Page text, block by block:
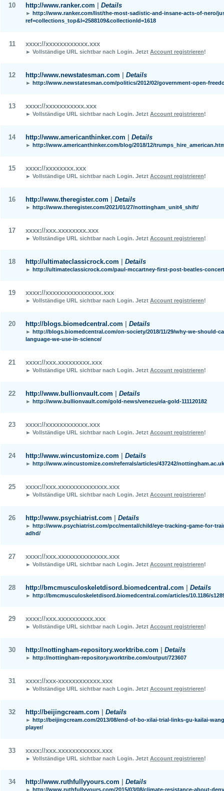
10 http://www.ranker.com Details
► http://www.ranker.com/list/the-most-sadistic-and-insane-acts-of-nero/
ref=collections_top&l=2588109&collectionId=1618
11 xxxx://xxxxxxxxxxxx.xxx
► Vollständige URL sichtbar nach Login. Jetzt Account registrieren!
12 http://www.newstatesman.com Details
► http://www.newstatesman.com/politics/2012/02/government-open-
13 xxxx://xxxxxxxxxxx.xxx
► Vollständige URL sichtbar nach Login. Jetzt Account registrieren!
14 http://www.americanthinker.com Details
► http://www.americanthinker.com/blog/2018/12/
15 xxxx://xxxxxxxx.xxx
► Vollständige URL sichtbar nach Login. Jetzt Account registrieren!
16 http://www.theregister.com Details
► http://www.theregister.com/2021/01/27/nottingham_unit4_shift/
17 xxxx://xxx.xxxxxxxx.xxx
► Vollständige URL sichtbar nach Login. Jetzt Account registrieren!
18 http://ultimateclassicrock.com Details
► http://ultimateclassicrock.com/paul-mccartney-first-post-beatles-
19 xxxx://xxxxxxxxxxxxxxxx.xxx
► Vollständige URL sichtbar nach Login. Jetzt Account registrieren!
20 http://blogs.biomedcentral.com Details
► http://blogs.biomedcentral.com/on-society/2018/11/29/why-we-should-
language-we-use-in-science/
21 xxxx://xxx.xxxxxxxxx.xxx
► Vollständige URL sichtbar nach Login. Jetzt Account registrieren!
22 http://www.bullionvault.com Details
► http://www.bullionvault.com/gold-news/venezuela-gold-111120182
23 xxxx://xxxxxxxxxxxx.xxx
► Vollständige URL sichtbar nach Login. Jetzt Account registrieren!
24 http://www.wincustomize.com Details
► http://www.wincustomize.com/referrals/articles/437242/nottingham.ac.uk
25 xxxx://xxx.xxxxxxxxxxxxxx.xxx
► Vollständige URL sichtbar nach Login. Jetzt Account registrieren!
26 http://www.psychiatrist.com Details
► http://www.psychiatrist.com/pcc/mental/child/eye-tracking-game-for-
adhd/
27 xxxx://xxx.xxxxxxxxxxxxxx.xxx
► Vollständige URL sichtbar nach Login. Jetzt Account registrieren!
28 http://bmcmusculoskeletdisord.biomedcentral.com Details
► http://bmcmusculoskeletdisord.biomedcentral.com/articles/10.1186/
29 xxxx://xxx.xxxxxxxxxx.xxx
► Vollständige URL sichtbar nach Login. Jetzt Account registrieren!
30 http://nottingham-repository.worktribe.com Details
► http://nottingham-repository.worktribe.com/output/723607
31 xxxx://xxx-xxxxxxxxxxxx.xxx
► Vollständige URL sichtbar nach Login. Jetzt Account registrieren!
32 http://beijingcream.com Details
► http://beijingcream.com/2013/08/end-of-bo-xilai-trial-links-gu-kailai-
player/
33 xxxx://xxx.xxxxxxxxxxxx.xxx
► Vollständige URL sichtbar nach Login. Jetzt Account registrieren!
34 http://www.ruthfullyyours.com Details
► http://www.ruthfullyyours.com/2015/03/08/climate-resistance-about-